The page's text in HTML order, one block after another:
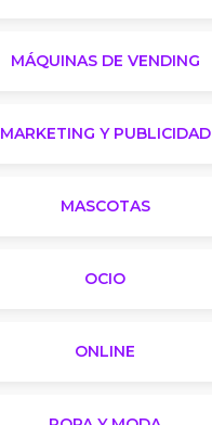
MÁQUINAS DE VENDING
MARKETING Y PUBLICIDAD
MASCOTAS
OCIO
ONLINE